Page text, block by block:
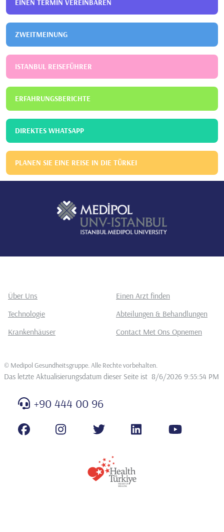
EINEN TERMIN VEREINBAREN
ZWEITMEINUNG
ISTANBUL REISEFÜHRER
ERFAHRUNGSBERICHTE
DIREKTES WHATSAPP
PLANEN SIE EINE REISE IN DIE TÜRKEI
Über Uns
Einen Arzt finden
Technologie
Abteilungen & Behandlungen
Krankenhäuser
Contact Met Ons Opnemen
© Medipol Gesundheitsgruppe. Alle Rechte vorbehalten
Das letzte Aktualisierungsdatum dieser Seite ist 8/6/2026 9:55:54 PM
+90 444 00 96